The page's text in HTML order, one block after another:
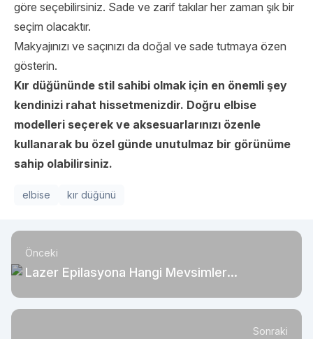
göre seçebilirsiniz. Sade ve zarif takılar her zaman şık bir
seçim olacaktır.
Makyajınızı ve saçınızı da doğal ve sade tutmaya özen
gösterin.
Kır düğününde stil sahibi olmak için en önemli şey
kendinizi rahat hissetmenizdir. Doğru elbise
modelleri seçerek ve aksesuarlarınızı özenle
kullanarak bu özel günde unutulmaz bir görünüme
sahip olabilirsiniz.
elbise kır düğünü
Önceki
Lazer Epilasyona Hangi Mevsimler
Sonraki